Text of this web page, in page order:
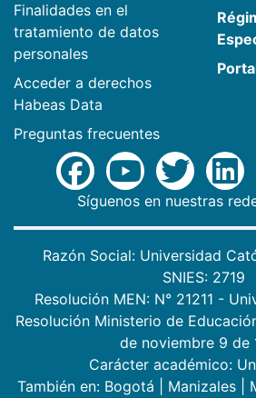
Finalidades en el
tratamiento de datos
personales
Acceder a derechos
Habeas Data
Preguntas frecuentes
Síguenos en nuestras
Razón Social: Universidad
SNIES: 2719
Resolución MEN: N° 21211 -
Resolución Ministerio de
de noviembre 9 de
Carácter académico:
También en: Bogotá Manizales